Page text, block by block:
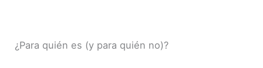
¿Para quién es (y para quién no)?